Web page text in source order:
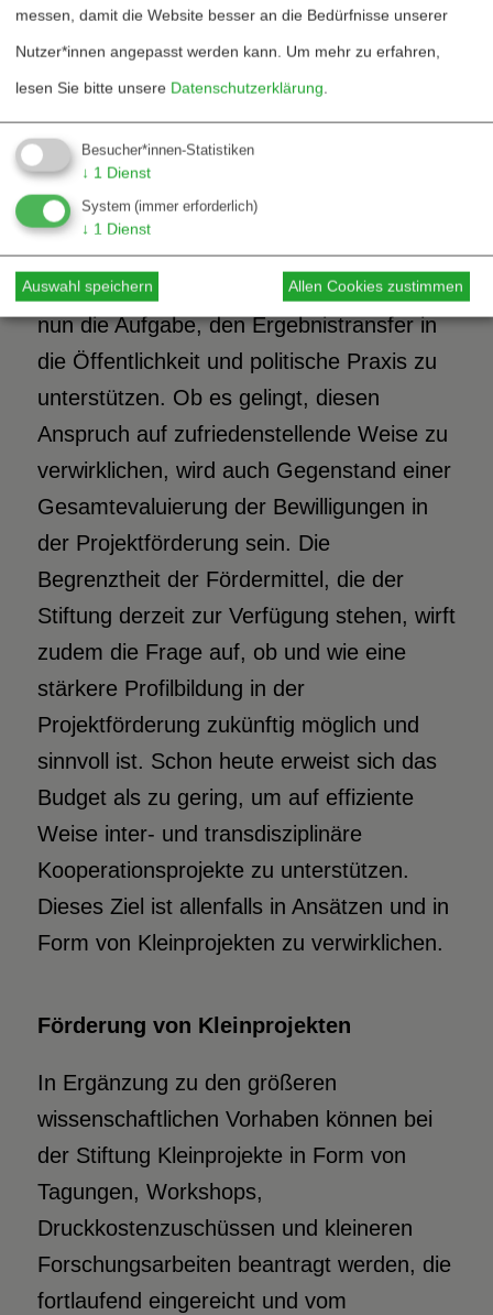
militärischen Gewalteinsatz neu zu
legitimieren.
Mit dem Auslaufen der ersten
Forschungsprojekte stellt sich für die DSF
nun die Aufgabe, den Ergebnistransfer in
die Öffentlichkeit und politische Praxis zu
unterstützen. Ob es gelingt, diesen
Anspruch auf zufriedenstellende Weise zu
verwirklichen, wird auch Gegenstand einer
Gesamtevaluierung der Bewilligungen in
der Projektförderung sein. Die
Begrenztheit der Fördermittel, die der
Stiftung derzeit zur Verfügung stehen, wirft
zudem die Frage auf, ob und wie eine
stärkere Profilbildung in der
Projektförderung zukünftig möglich und
sinnvoll ist. Schon heute erweist sich das
Budget als zu gering, um auf effiziente
Weise inter- und transdisziplinäre
Kooperationsprojekte zu unterstützen.
Dieses Ziel ist allenfalls in Ansätzen und in
Form von Kleinprojekten zu verwirklichen.
Förderung von Kleinprojekten
In Ergänzung zu den größeren
wissenschaftlichen Vorhaben können bei
der Stiftung Kleinprojekte in Form von
Tagungen, Workshops,
Druckkostenzuschüssen und kleineren
Forschungsarbeiten beantragt werden, die
fortlaufend eingereicht und vom
messen, damit die Website besser an die Bedürfnisse unserer
Nutzer*innen angepasst werden kann. Um mehr zu erfahren,
lesen Sie bitte unsere Datenschutzerklärung.
Besucher*innen-Statistiken
↓ 1 Dienst
System (immer erforderlich)
↓ 1 Dienst
Auswahl speichern Allen Cookies zustimmen